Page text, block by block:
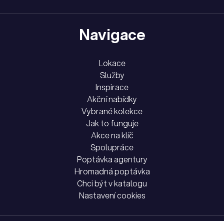
Navigace
Lokace
Služby
Inspirace
Akční nabídky
Vybrané kolekce
Jak to funguje
Akce na klíč
Spolupráce
Poptávka agentury
Hromadná poptávka
Chci být v katalogu
Nastavení cookies